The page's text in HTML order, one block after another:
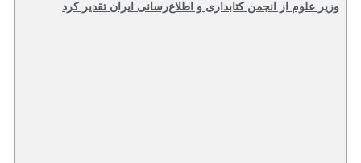
وزیر علوم از انجمن کتابداری و اطلاع‌رسانی ایران تقدیر کرد